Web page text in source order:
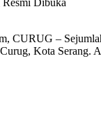
– Sejumlah
Kota Serang.